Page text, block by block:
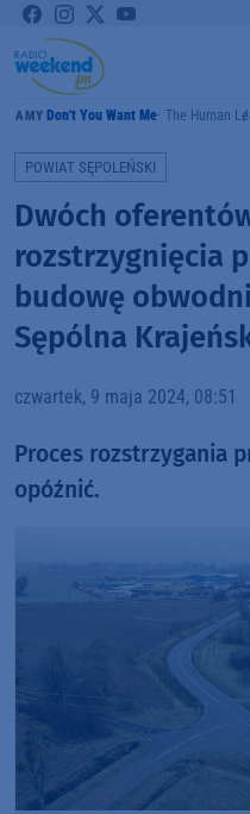
Don't You Want Me The Human
POWIAT SĘPOLEŃSKI
Dwóch
rozstrzygnięcia
budowę
Sępólna
czwartek, 9 maja 2024, 08:51
Proces rozstrzygania
opóźnić.